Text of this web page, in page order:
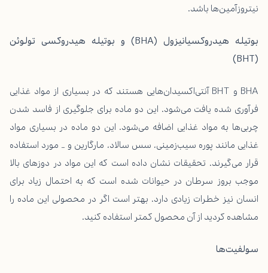
نیتروزآمین‌ها باشد.
بوتیله هیدروکسیانیزول (BHA) و بوتیله هیدروکسی تولوئن
(BHT)
BHA و BHT آنتی‌اکسیدان‌هایی هستند که در بسیاری از مواد غذایی
فرآوری شده یافت می‌شود. این دو ماده برای جلوگیری از فاسد شدن
چربی‌ها به مواد غذایی اضافه می‌شود. این دو ماده در بسیاری مواد
غذایی مانند پوره‌ سیب‌زمینی، سس سالاد، مارگارین و … مورد استفاده
قرار می‌گیرند. تحقیقات نشان داده است که این مواد در دوزهای بالا
موجب بروز سرطان در حیوانات شده است که به احتمال زیاد برای
انسان نیز خطرات زیادی دارد. بهتر است اگر در محصولی این ماده را
مشاهده کردید از آن محصول کمتر استفاده کنید.
سولفیت‌ها